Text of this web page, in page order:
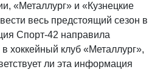
«Металлург» и «Кузнецкие
весь предстоящий сезон в
Спорт-42 направила
хоккейный клуб «Металлург»,
ли эта информация